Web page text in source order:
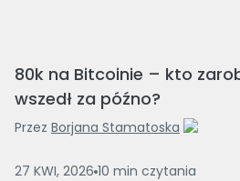
80k na Bitcoinie – kto
wszedł za późno?
Przez Borjana Stamatoska
27 KWI, 2026 10 min czytania